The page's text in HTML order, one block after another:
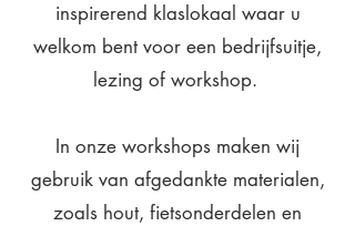
inspirerend klaslokaal waar u
welkom bent voor een bedrijfsuitje,
lezing of workshop.
In onze workshops maken wij
gebruik van afgedankte materialen,
zoals hout, fietsonderdelen en